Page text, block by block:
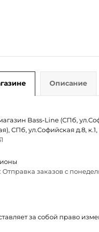
Описание
Bass-Line (СПб,
СПб, ул.Софийская д.8,
заказов с
за собой право